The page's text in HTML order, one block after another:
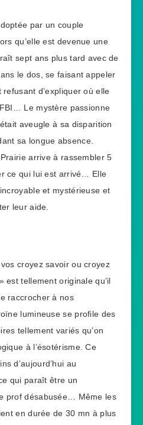
par un couple
qu’elle est devenue une
sept ans plus tard avec de
le dos, se faisant appeler
d’expliquer où elle
Le mystère passionne
aveugle à sa disparition
sa longue absence.
arrive à rassembler 5
ce qui lui est arrivé… Elle
et mystérieuse et
leur aide.
croyez savoir ou croyez
est tellement originale qu’il
raccrocher à nos
lumineuse se profile des
tellement variés qu’on
à l’ésotérisme. Ce
d’aujourd’hui au
qui paraît être un
prof désabusée… Même les
en durée de 30 mn à plus